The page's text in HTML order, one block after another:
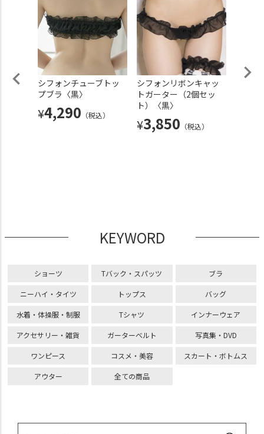
ュー
シフォンチューブトッ
プブラ〈黒〉
¥4,290 （税込）
シフォンリボンキャッ
トガーター（2個セッ
ト）〈黒〉
¥3,850 （税込）
KEYWORD
ショーツ Tバック・スパッツ ブラ
ニーハイ・タイツ トップス バッグ
水着・体操服・制服 Tシャツ インナーウェア
アクセサリー・雑貨 ガーターベルト 写真集・DVD
ワンピース コスメ・美容 スカート・ボトムス
アウター 全ての商品